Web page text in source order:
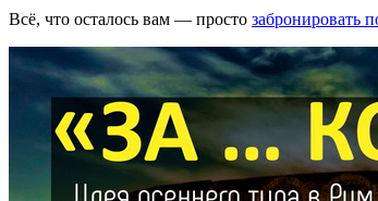
Всё, что осталось вам — просто забронировать